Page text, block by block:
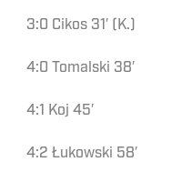
3:0 Cikos 31′ (K.)
4:0 Tomalski 38′
4:1 Koj 45′
4:2 Łukowski 58′